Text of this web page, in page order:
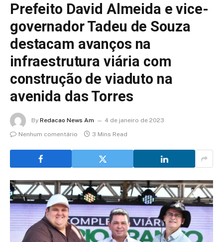
Prefeito David Almeida e vice-
governador Tadeu de Souza
destacam avanços na
infraestrutura viária com
construção de viaduto na
avenida das Torres
By Redacao News Am
4 de janeiro de 2023
Nenhum comentário
3 Mins Read